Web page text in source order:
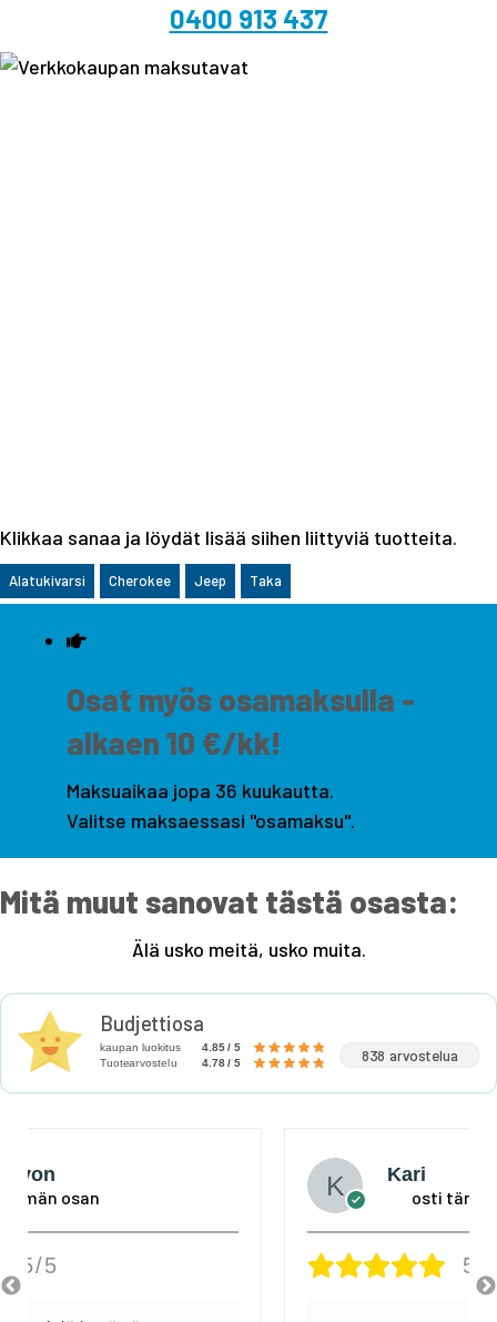
0400 913 437
Klikkaa sanaa ja löydät lisää siihen liittyviä tuotteita.
Alatukivarsi Cherokee Jeep Taka
Osat myös osamaksulla -
alkaen 10 €/kk!
Maksuaikaa jopa 36 kuukautta.
Valitse maksaessasi "osamaksu".
Mitä muut sanovat tästä osasta:
Älä usko meitä, usko muita.
Budjettiosa
kaupan luokitus 4.85 / 5
Tuotearvostelu 4.78 / 5 838 arvostelua